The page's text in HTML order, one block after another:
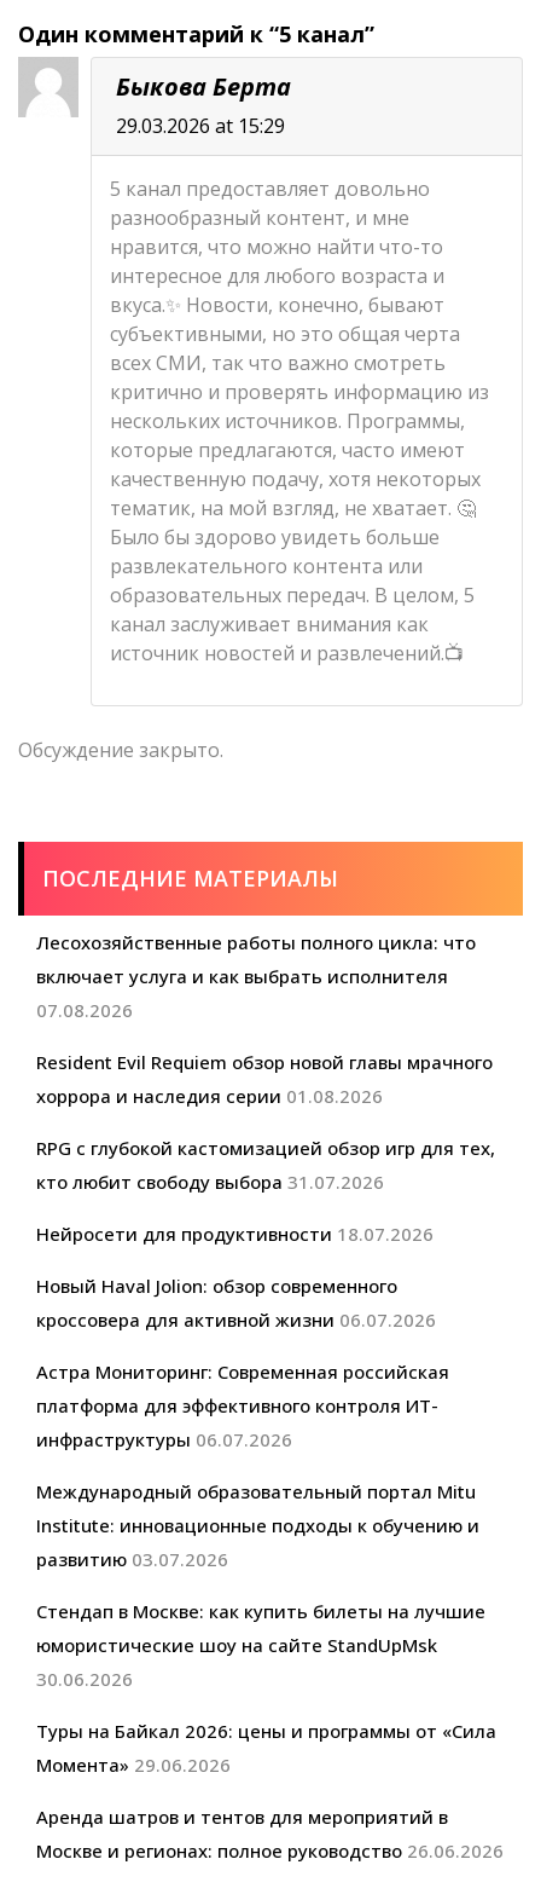
Один комментарий к “5 канал”
Быкова Берта
29.03.2026 at 15:29
5 канал предоставляет довольно
разнообразный контент, и мне
нравится, что можно найти что-то
интересное для любого возраста и
вкуса.✨ Новости, конечно, бывают
субъективными, но это общая черта
всех СМИ, так что важно смотреть
критично и проверять информацию из
нескольких источников. Программы,
которые предлагаются, часто имеют
качественную подачу, хотя некоторых
тематик, на мой взгляд, не хватает. 🤔
Было бы здорово увидеть больше
развлекательного контента или
образовательных передач. В целом, 5
канал заслуживает внимания как
источник новостей и развлечений.📺
Обсуждение закрыто.
ПОСЛЕДНИЕ МАТЕРИАЛЫ
Лесохозяйственные работы полного цикла: что
включает услуга и как выбрать исполнителя
07.08.2026
Resident Evil Requiem обзор новой главы мрачного
хоррора и наследия серии 01.08.2026
RPG с глубокой кастомизацией обзор игр для тех,
кто любит свободу выбора 31.07.2026
Нейросети для продуктивности 18.07.2026
Новый Haval Jolion: обзор современного
кроссовера для активной жизни 06.07.2026
Астра Мониторинг: Современная российская
платформа для эффективного контроля ИТ-
инфраструктуры 06.07.2026
Международный образовательный портал Mitu
Institute: инновационные подходы к обучению и
развитию 03.07.2026
Стендап в Москве: как купить билеты на лучшие
юмористические шоу на сайте StandUpMsk
30.06.2026
Туры на Байкал 2026: цены и программы от «Сила
Момента» 29.06.2026
Аренда шатров и тентов для мероприятий в
Москве и регионах: полное руководство 26.06.2026